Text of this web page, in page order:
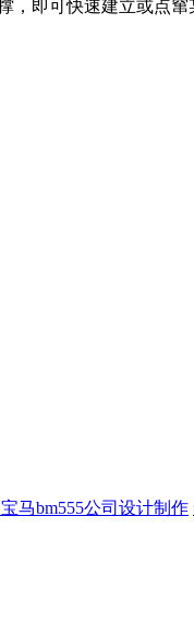
，即可快速建立或点
马bm555公司设计制作